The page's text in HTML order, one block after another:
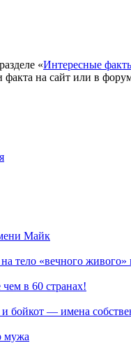
«Интересные
факта на сайт или в
Майк
тело «вечного живого»
в 60 странах!
и бойкот — имена
мужа